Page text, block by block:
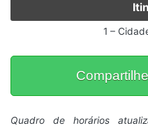
1 –
Quadro de horários